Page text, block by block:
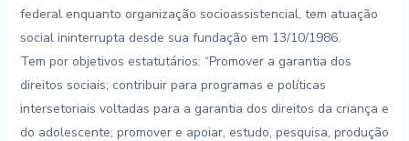
federal enquanto organização socioassistencial, tem atuação
social ininterrupta desde sua fundação em 13/10/1986.
Tem por objetivos estatutários: “Promover a garantia dos
direitos sociais; contribuir para programas e políticas
intersetoriais voltadas para a garantia dos direitos da criança e
do adolescente; promover e apoiar, estudo, pesquisa, produção